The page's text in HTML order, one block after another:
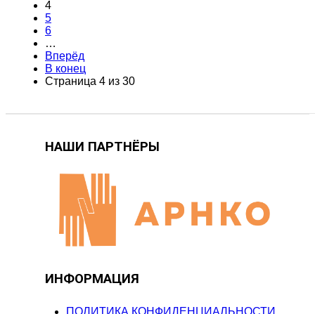
4
5
6
…
Вперёд
В конец
Страница 4 из 30
НАШИ ПАРТНЁРЫ
ИНФОРМАЦИЯ
ПОЛИТИКА КОНФИДЕНЦИАЛЬНОСТИ